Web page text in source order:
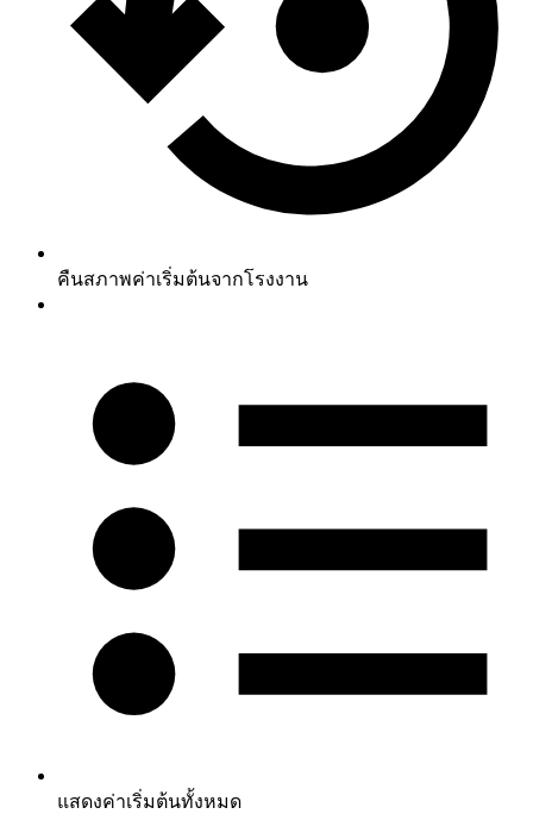
คืนสภาพค่าเริ่มต้นจากโรงงาน
แสดงค่าเริ่มต้นทั้งหมด